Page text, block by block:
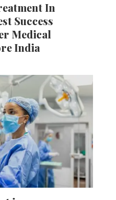
In
Success
Medical
India